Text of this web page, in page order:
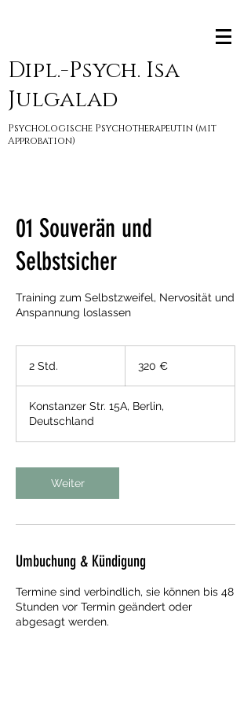
Dipl.-Psych. Isa
Julgalad
Psychologische Psychotherapeutin (mit
Approbation)
01 Souverän und
Selbstsicher
Training zum Selbstzweifel, Nervosität und
Anspannung loslassen
2 Std.
d
.
320 €
Konstanzer Str. 15A, Berlin,
Deutschland
Weiter
Umbuchung & Kündigung
Termine sind verbindlich, sie können bis 48
Stunden vor Termin geändert oder
abgesagt werden.